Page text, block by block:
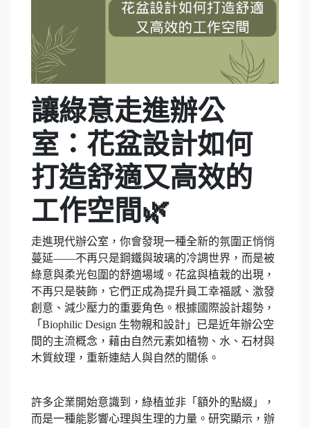
讓綠意走進辦公
室：花盆設計如何
打造舒適又高效的
工作空間🌿
走進現代辦公室，你會發現一種全新的氛圍正悄悄
蔓延——不再只是鋼鐵與玻璃的冷調世界，而是被
綠意與柔光包圍的舒適場域。花盆與植栽的出現，
不再只是裝飾，它們正成為提升員工幸福感、激發
創意、減少壓力的重要角色。根據國際設計趨勢，
「Biophilic Design 生物親和設計」已是近年辦公空
間的主流概念，藉由自然元素如植物、水、石材與
木質紋理，重新連結人與自然的關係。
許多企業開始意識到，綠植並非「額外的點綴」，
而是一種能影響心理與生理的力量。研究顯示，辦